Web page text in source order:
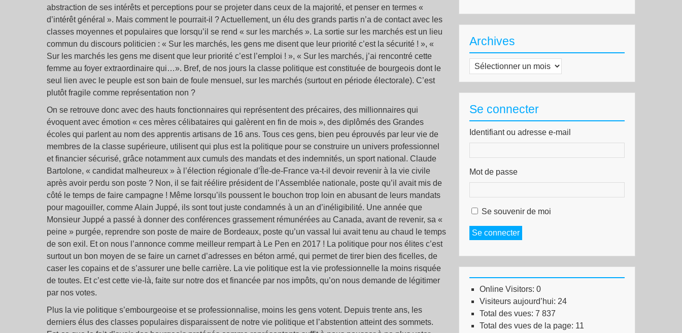
abstraction de ses intérêts et perceptions pour se projeter dans ceux de la majorité, et penser en termes «
d’intérêt général ». Mais comment le pourrait-il ? Actuellement, un élu des grands partis n’a de contact avec les
classes moyennes et populaires que lorsqu’il se rend « sur les marchés ». La sortie sur les marchés est un lieu
commun du discours politicien : « Sur les marchés, les gens me disent que leur priorité c’est la sécurité ! », «
Sur les marchés les gens me disent que leur priorité c’est l’emploi ! », « Sur les marchés, j’ai rencontré cette
femme au foyer extraordinaire qui…». Bref, de nos jours la classe politique est constituée de bourgeois dont le
seul lien avec le peuple est son bain de foule mensuel, sur les marchés (surtout en période électorale). C’est
plutôt fragile comme représentation non ?
On se retrouve donc avec des hauts fonctionnaires qui représentent des précaires, des millionnaires qui
évoquent avec émotion « ces mères célibataires qui galèrent en fin de mois », des diplômés des Grandes
écoles qui parlent au nom des apprentis artisans de 16 ans. Tous ces gens, bien peu éprouvés par leur vie de
membres de la classe supérieure, utilisent qui plus est la politique pour se construire un univers professionnel
et financier sécurisé, grâce notamment aux cumuls des mandats et des indemnités, un sport national. Claude
Bartolone, « candidat malheureux » à l’élection régionale d’Île-de-France va-t-il devoir revenir à la vie civile
après avoir perdu son poste ? Non, il se fait réélire président de l’Assemblée nationale, poste qu’il avait mis de
côté le temps de faire campagne ! Même lorsqu’ils poussent le bouchon trop loin en abusant de leurs mandats
pour magouiller, comme Alain Juppé, ils sont tout juste condamnés à un an d’inéligibilité. Une année que
Monsieur Juppé a passé à donner des conférences grassement rémunérées au Canada, avant de revenir, sa «
peine » purgée, reprendre son poste de maire de Bordeaux, poste qu’un vassal lui avait tenu au chaud le temps
de son exil. Et on nous l’annonce comme meilleur rempart à Le Pen en 2017 ! La politique pour nos élites c’est
surtout un bon moyen de se faire un carnet d’adresses en béton armé, qui permet de tirer bien des ficelles, de
caser les copains et de s’assurer une belle carrière. La vie politique est la vie professionnelle la moins risquée
de toutes. Et c’est cette vie-là, faite sur notre dos et financée par nos impôts, qu’on nous demande de légitimer
par nos votes.
Plus la vie politique s’embourgeoise et se professionnalise, moins les gens votent. Depuis trente ans, les
derniers élus des classes populaires disparaissent de notre vie politique et l’abstention atteint des sommets.
Archives
Archives
Se connecter
Identifiant ou adresse e-mail
Mot de passe
Se souvenir de moi
Se connecter
Online Visitors: 0
Visiteurs aujourd’hui: 24
Total des vues: 7 837
Total des vues de la page: 11